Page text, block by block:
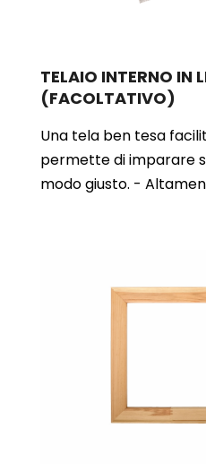
TELAIO INTERNO IN
(FACOLTATIVO)
Una tela ben tesa
permette di imparare
modo giusto. -